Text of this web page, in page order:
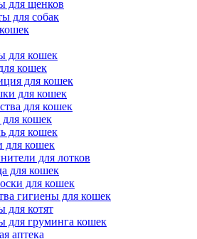
для щенков
для собак
для кошек
кошек
для кошек
для кошек
для кошек
кошек
для кошек
для кошек
для лотков
для кошек
для кошек
гигиены для кошек
для котят
для груминга кошек
аптека